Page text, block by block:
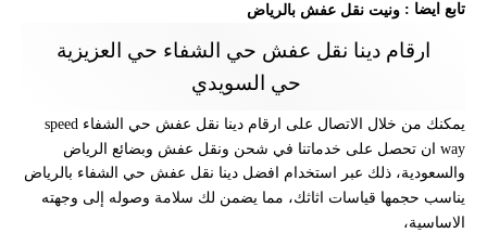
تابع ايضا : ونيت نقل عفش بالرياض
ارقام دينا نقل عفش حي الشفاء حي العزيزية
حي السويدي
يمكنك من خلال الاتصال على ارقام
دينا نقل عفش حي الشفاء speed
way ان تحصل على خدماتنا في شحن ونقل عفش وبضائع الرياض
والسعودية، ذلك عبر استخدام افضل دينا نقل عفش حي الشفاء بالرياض
يناسب حجمها قياسات اثاثك، مما يضمن لك سلامة وصوله إلى وجهته
الاساسية،